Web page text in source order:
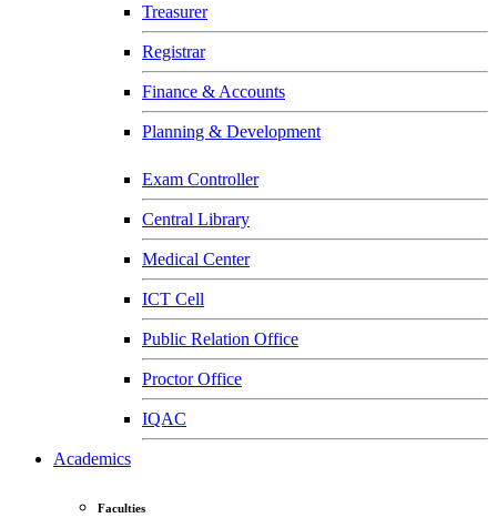
Treasurer
Registrar
Finance & Accounts
Planning & Development
Exam Controller
Central Library
Medical Center
ICT Cell
Public Relation Office
Proctor Office
IQAC
Academics
Faculties